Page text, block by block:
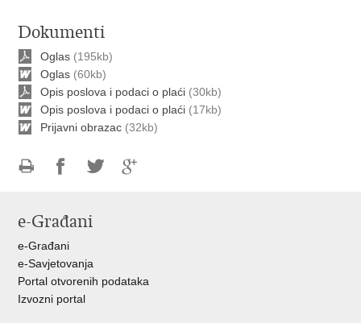
Dokumenti
Oglas (195kb)
Oglas (60kb)
Opis poslova i podaci o plaći (30kb)
Opis poslova i podaci o plaći (17kb)
Prijavni obrazac (32kb)
FacebookuTwitteru
e-Građani
e-Građani
e-Savjetovanja
Portal otvorenih podataka
Izvozni portal